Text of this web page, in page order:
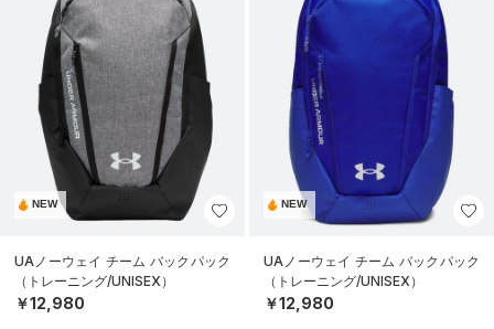
NEW
UAノーウェイ チーム バックパック
（トレーニング/UNISEX）
￥12,980
NEW
UAノーウェイ チーム バックパック
（トレーニング/UNISEX）
￥12,980